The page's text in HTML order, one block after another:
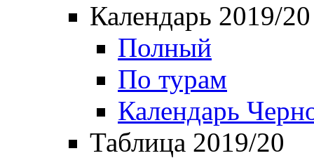
Календарь 2019/20
Полный
По турам
Календарь
Таблица 2019/20